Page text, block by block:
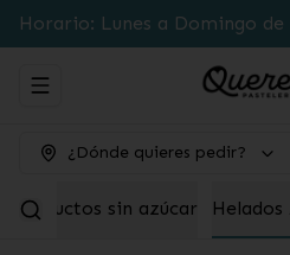
Horario: Lunes a Domingo de
Abrir menu de navegación
¿Dónde quieres pedir?
Productos sin azúcar Helados